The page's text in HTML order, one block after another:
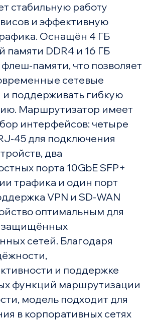
стабильную работу
и эффективную
Оснащён 4 ГБ
памяти DDR4 и 16 ГБ
памяти, что позволяет
сетевые
поддерживать гибкую
Маршрутизатор имеет
интерфейсов: четыре
45 для подключения
два
порта 10GbE SFP+
трафика и один порт
VPN и SD-WAN
оптимальным для
защищённых
сетей. Благодаря
и поддержке
функций маршрутизации
модель подходит для
в корпоративных сетях